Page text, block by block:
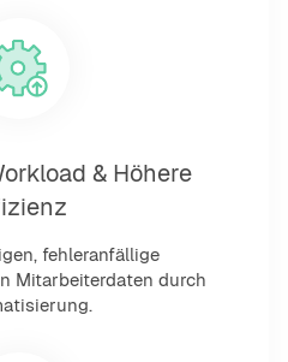
& Höhere
fehleranfällige
Mitarbeiterdaten durch